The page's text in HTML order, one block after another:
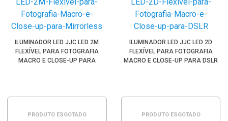
ILUMINADOR LED JJC LED 2M
FLEXÍVEL PARA FOTOGRAFIA
MACRO E CLOSE-UP PARA
PRODUTO ESGOTADO
ILUMINADOR LED JJC LED 2D
FLEXÍVEL PARA FOTOGRAFIA
MACRO E CLOSE-UP PARA DSLR
PRODUTO ESGOTADO